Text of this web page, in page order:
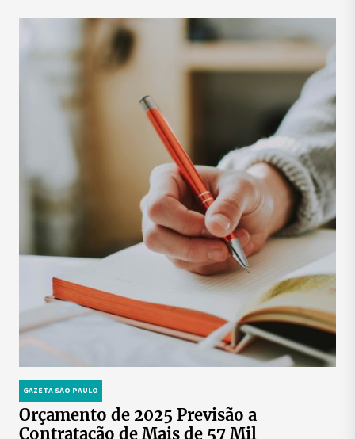
GAZETA SÃO PAULO
Orçamento de 2025 Previsão a
Contratação de Mais de 57 Mil